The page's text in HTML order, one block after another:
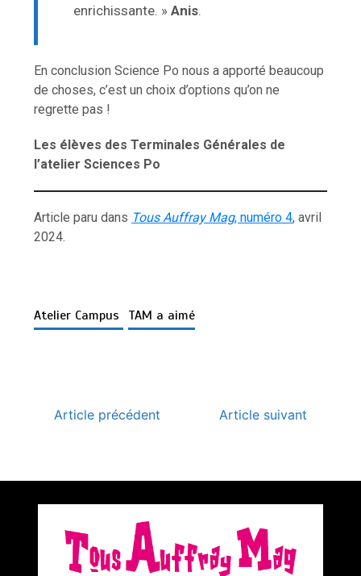
enrichissante. »Anis.
En conclusion Science Po nous a apporté beaucoup
de choses, c’est un choix d’options qu’on ne
regrette pas !
Les élèves des Terminales Générales de
l’atelier Sciences Po
Article paru dans Tous Auffray Mag, numéro 4, avril
2024.
Atelier Campus TAM a aimé
Article précédent Article suivant